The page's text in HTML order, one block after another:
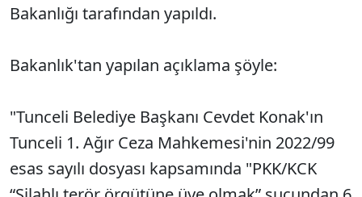
Bakanlığı tarafından yapıldı.
Bakanlık'tan yapılan açıklama şöyle:
"Tunceli Belediye Başkanı Cevdet Konak'ın
Tunceli 1. Ağır Ceza Mahkemesi'nin 2022/99
esas sayılı dosyası kapsamında "PKK/KCK